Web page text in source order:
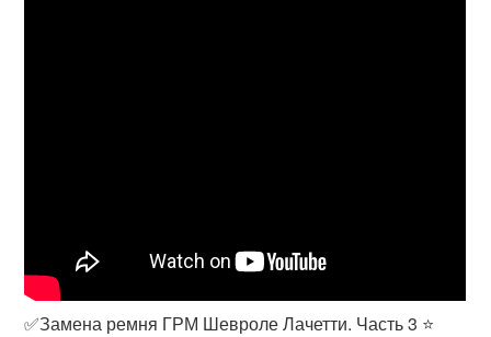
✅Замена ремня ГРМ Шевроле Лачетти. Часть 3 ⭐